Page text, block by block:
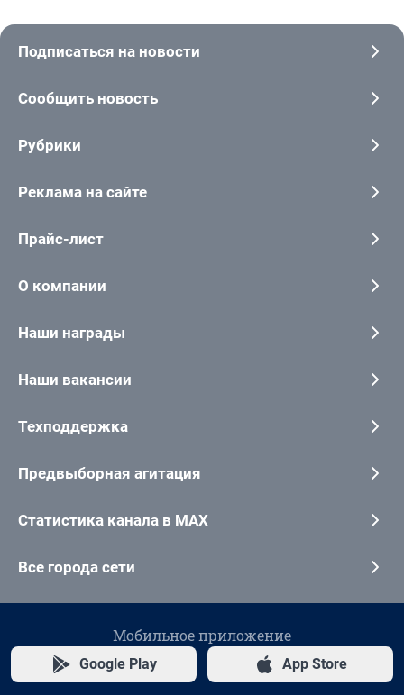
Подписаться на новости
Сообщить новость
Рубрики
Реклама на сайте
Прайс-лист
О компании
Наши награды
Наши вакансии
Техподдержка
Предвыборная агитация
Статистика канала в MAX
Все города сети
Мобильное приложение
Google Play App Store